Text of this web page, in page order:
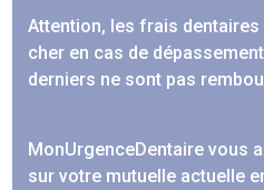
Attention, les frais
cher en cas de
derniers ne sont pas
MonUrgenceDentaire vous
sur votre mutuelle actuelle